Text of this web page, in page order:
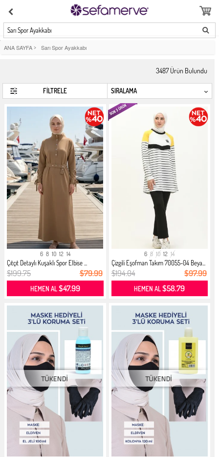
Sarı Spor Ayakkabı
ANA SAYFA > Sarı Spor Ayakkabı
3487Ürün Bulundu
FİLTRELE
6 8 10 12 14
Çıtçıt Detaylı Kuşaklı Spor Elbise ...
$199.75 $79.99
HEMEN AL$47.99
6 8 10 12 14
Çizgili Eşofman Takım 70055-04 Beya...
$194.04 $97.99
HEMEN AL$58.79